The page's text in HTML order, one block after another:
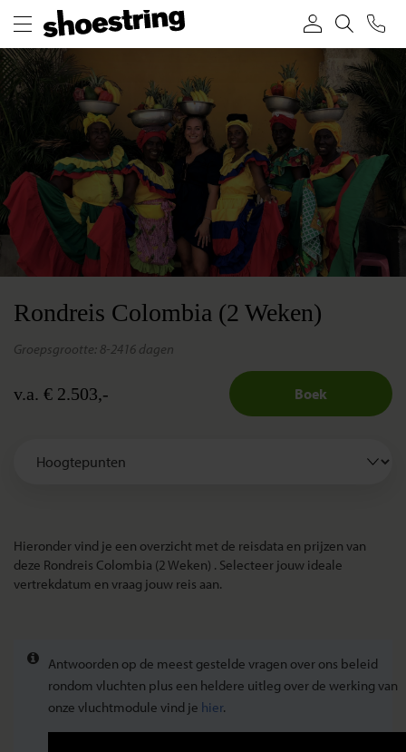
Rondreis Colombia (2 Weken)
Boek
v.a. € 2.503,-
groepsgrootte: 8-24 16 dagen
Hieronder vind je een overzicht met de reisdata en prijzen van
deze Rondreis Colombia (2 Weken) . Selecteer jouw ideale
vertrekdatum en vraag jouw reis aan.
Antwoorden op de meest gestelde vragen over ons beleid
rondom vluchten plus een heldere uitleg over de werking van
onze vluchtmodule vind je hier.